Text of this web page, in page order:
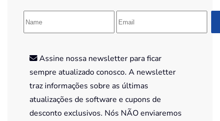
Assine nossa newsletter para ficar
sempre atualizado conosco. A newsletter
traz informações sobre as últimas
atualizações de software e cupons de
desconto exclusivos. Nós NÃO enviaremos